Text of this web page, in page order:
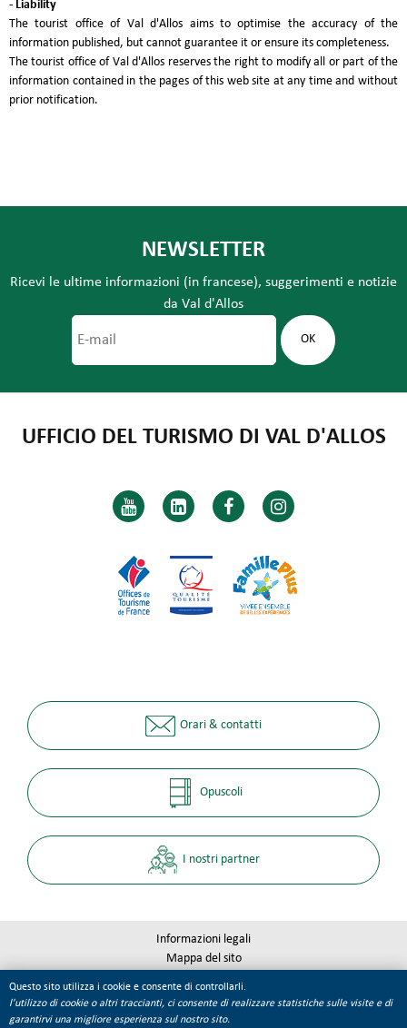
- Liability
The tourist office of Val d'Allos aims to optimise the accuracy of the
information published, but cannot guarantee it or ensure its completeness.
The tourist office of Val d'Allos reserves the right to modify all or part of the
information contained in the pages of this web site at any time and without
prior notification.
NEWSLETTER
Ricevi le ultime informazioni (in francese), suggerimenti e notizie
da Val d'Allos
UFFICIO DEL TURISMO DI VAL D'ALLOS
Orari & contatti
Opuscoli
I nostri partner
Informazioni legali
Mappa del sito
Gestione dei cookie
Questo sito utilizza i cookie e consente di controllarli.
l'utilizzo di cookie o altri traccianti, ci consente di realizzare statistiche sulle visite e di
garantirvi una migliore esperienza sul nostro sito.